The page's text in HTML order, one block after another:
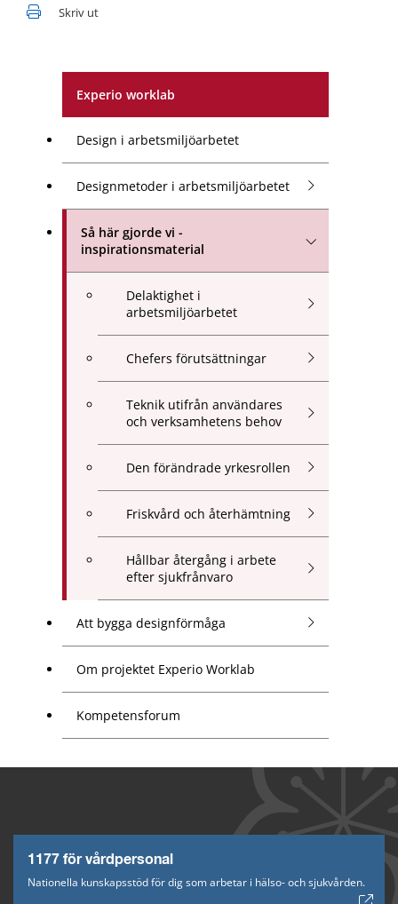
Experio worklab
Design i arbetsmiljöarbetet
Designmetoder i arbetsmiljöarbetet
Så här gjorde vi -
inspirationsmaterial
Delaktighet i
arbetsmiljöarbetet
Chefers förutsättningar
Teknik utifrån användares
och verksamhetens behov
Den förändrade yrkesrollen
Friskvård och återhämtning
Hållbar återgång i arbete
efter sjukfrånvaro
Att bygga designförmåga
Om projektet Experio Worklab
Kompetensforum
Skriv ut
1177 för vårdpersonal
Nationella kunskapsstöd för dig som arbetar i hälso- och sjukvården.